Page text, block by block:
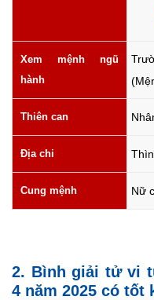
Xem mệnh ngũ
hành
Thiên can
Địa chi Thìn
Cung mệnh Nữ
2. Bình giải tử vi
4 năm 2025 có tốt